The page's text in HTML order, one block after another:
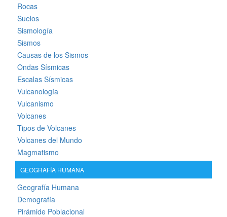
Rocas
Suelos
Sismología
Sismos
Causas de los Sismos
Ondas Sísmicas
Escalas Sísmicas
Vulcanología
Vulcanismo
Volcanes
Tipos de Volcanes
Volcanes del Mundo
Magmatismo
GEOGRAFÍA HUMANA
Geografía Humana
Demografía
Pirámide Poblacional